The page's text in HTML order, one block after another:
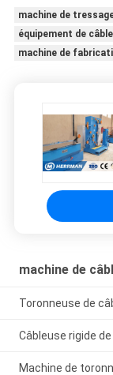
machine de
équipement de
machine de
machine de
Toronneuse de
Câbleuse rigide
Machine de